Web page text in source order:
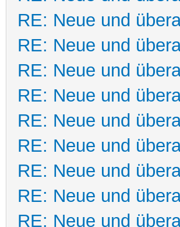
RE: Neue und
RE: Neue und
RE: Neue und
RE: Neue und
RE: Neue und
RE: Neue und
RE: Neue und
RE: Neue und
RE: Neue und